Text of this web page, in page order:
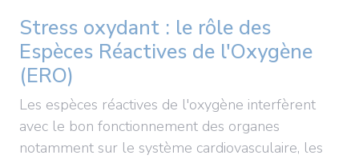
Stress oxydant : le rôle des
Espèces Réactives de l'Oxygène
(ERO)
Les espèces réactives de l'oxygène interfèrent
avec le bon fonctionnement des organes
notamment sur le système cardiovasculaire, les